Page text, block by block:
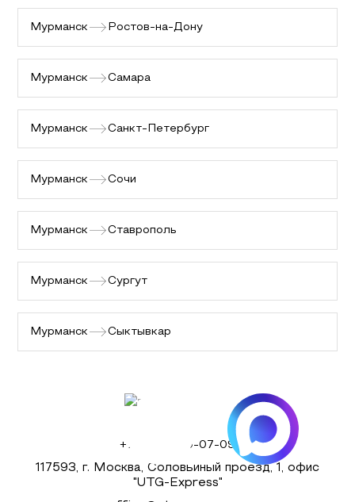
Мурманск Ростов-на-Дону
Мурманск Самара
Мурманск Санкт-Петербург
Мурманск Сочи
Мурманск Ставрополь
Мурманск Сургут
Мурманск Сыктывкар
+7 (495) 980-07-09
117593, г. Москва, Соловьиный проезд, 1, офис
"UTG-Express"